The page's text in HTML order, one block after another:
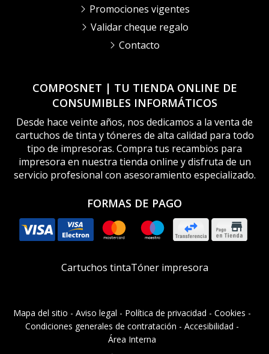
COMPOSNET | TU TIENDA ONLINE DE
CONSUMIBLES INFORMÁTICOS
Desde hace veinte años, nos dedicamos a la venta de
cartuchos de tinta y tóneres de alta calidad para todo
tipo de impresoras. Compra tus recambios para
impresora en nuestra tienda online y disfruta de un
servicio profesional con asesoramiento especializado.
FORMAS DE PAGO
Promociones vigentes
Validar cheque regalo
Contacto
Cartuchos tintaTóner impresora
Mapa del sitio - Aviso legal - Política de privacidad - Cookies -
Condiciones generales de contratación - Accesibilidad -
Área Interna